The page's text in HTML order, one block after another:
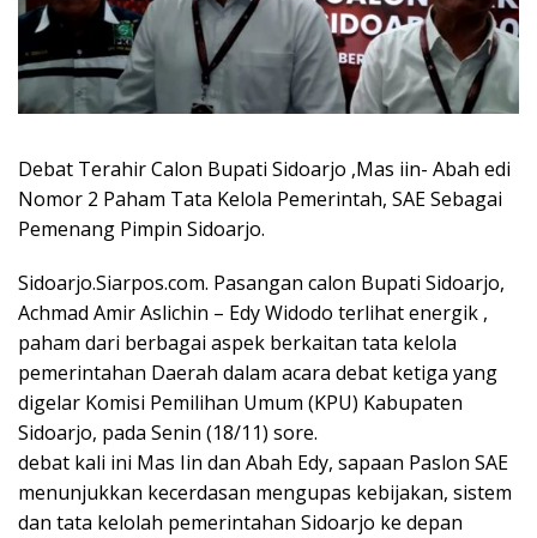
Debat Terahir Calon Bupati Sidoarjo ,Mas iin- Abah edi
Nomor 2 Paham Tata Kelola Pemerintah, SAE Sebagai
Pemenang Pimpin Sidoarjo.
Sidoarjo.Siarpos.com. Pasangan calon Bupati Sidoarjo,
Achmad Amir Aslichin – Edy Widodo terlihat energik ,
paham dari berbagai aspek berkaitan tata kelola
pemerintahan Daerah dalam acara debat ketiga yang
digelar Komisi Pemilihan Umum (KPU) Kabupaten
Sidoarjo, pada Senin (18/11) sore.
debat kali ini Mas Iin dan Abah Edy, sapaan Paslon SAE
menunjukkan kecerdasan mengupas kebijakan, sistem
dan tata kelolah pemerintahan Sidoarjo ke depan